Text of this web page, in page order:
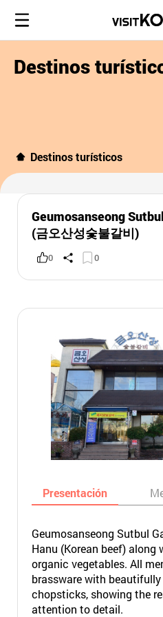
Destinos
Destinos turísticos
Geumosanseong
(금오산성숯불갈비)
0 0
Presentación
Geumosanseong Sutbul
Hanu (Korean beef)
organic vegetables. All
brassware with
chopsticks, showing the
attention to detail.